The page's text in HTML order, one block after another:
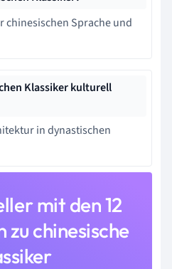
chinesischen Sprache und
Klassiker kulturell
in dynastischen
mit den 12
chinesische